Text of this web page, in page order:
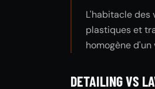
L'habitacle des
plastiques et
homogène
DETAILING VS